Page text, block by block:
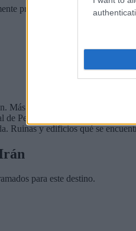
prohibidas en Irán.
Más allá de las informaciones
Persépolis.
Ruinas y edificios qué se
para este destino.